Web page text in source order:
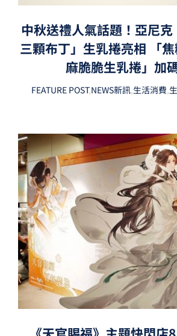
中秋送禮人氣話題！亞尼
三顆布丁」生乳捲亮相 「
麻脆脆生乳捲」加
FEATURE POST,NEWS新訊,生活消費,